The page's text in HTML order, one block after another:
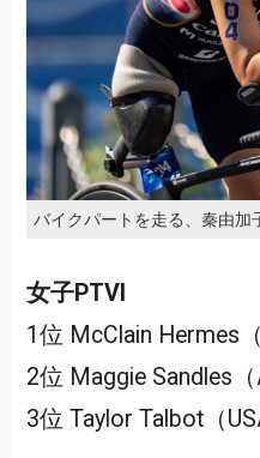
バイクパートを走る、秦由
女子PTVI
1位 McClain Hermes（
2位 Maggie Sandles（
3位 Taylor Talbot（